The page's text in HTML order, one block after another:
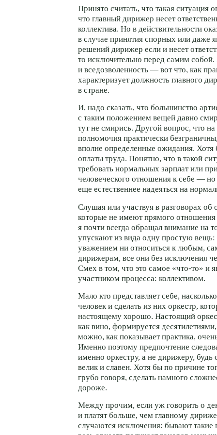
Принято считать, что такая ситуация
что главный дирижер несет
коллектива. Но в действительности
в случае принятия спорных или даже
решений дирижер если и несет
то исключительно перед самим собой.
и вседозволенность — вот что, как
характеризует должность главного
в стране.
И, надо сказать, что большинство
с таким положением вещей давно
тут не смирись. Другой вопрос, что на
полномочия практически
вполне определенные ожидания. Хотя
оплаты труда. Понятно, что в такой
требовать нормальных зарплат или
человеческого отношения к себе — но
еще естественнее надеяться на
Слушая или участвуя в разговорах об
которые не имеют прямого
я почти всегда обращал внимание на
упускают из вида одну простую
уважением ни относиться к любым,
дирижерам, все они без исключения
Смех в том, что это самое «что-то» и
участником процесса: коллективом.
Мало кто представляет себе,
человек и сделать из них оркестр,
настоящему хорошо. Настоящий
как вино, формируется
можно, как показывает практика,
Именно поэтому предпочтение
именно оркестру, а не дирижеру, будь
велик и славен. Хотя бы по причине
грубо говоря, сделать намного
дороже.
Между прочим, если уж говорить о
и платят больше, чем главному
случаются исключения: бывают такие